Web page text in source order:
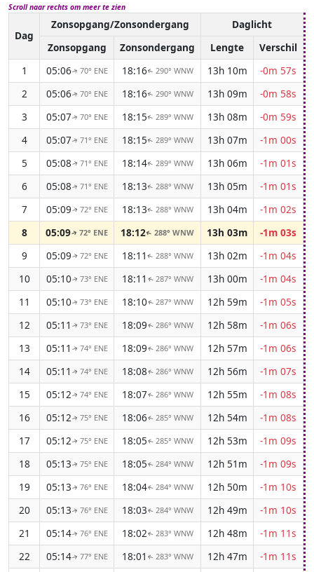
Scroll naar rechts om meer te zien
Dag
Zonsopgang/Zonsondergang Daglicht
Zonsopgang
Zonsondergang Lengte
Verschil
1
05:06↑ 70° ENE 18:16↑ 290° WNW 13h 10m
-0m 57s
2
05:06↑ 70° ENE 18:16↑ 290° WNW 13h 09m
-0m 58s
3
05:07↑ 70° ENE 18:15↑ 289° WNW 13h 08m
-0m 59s
4
05:07↑ 71° ENE 18:15↑ 289° WNW 13h 07m
-1m 00s
5
05:08↑ 71° ENE 18:14↑ 289° WNW 13h 06m
-1m 01s
6
05:08↑ 71° ENE 18:13↑ 288° WNW 13h 05m
-1m 01s
7
05:09↑ 72° ENE 18:13↑ 288° WNW 13h 04m
-1m 02s
8
05:09↑72° ENE 18:12↑288° WNW 13h 03m
-1m 03s
9
05:09↑ 72° ENE 18:11 ↑ 288° WNW 13h 02m
-1m 04s
10
05:10↑ 73° ENE 18:11 ↑ 287° WNW 13h 00m
-1m 04s
11
05:10↑ 73° ENE 18:10↑ 287° WNW 12h 59m
-1m 05s
12
05:11 ↑ 73° ENE 18:09↑ 286° WNW 12h 58m
-1m 06s
13
05:11 ↑ 74° ENE 18:09↑ 286° WNW 12h 57m
-1m 06s
14
05:11 ↑ 74° ENE 18:08↑ 286° WNW 12h 56m
-1m 07s
15
05:12↑ 74° ENE 18:07↑ 286° WNW 12h 55m
-1m 08s
16
05:12↑ 75° ENE 18:06↑ 285° WNW 12h 54m
-1m 08s
17
05:12↑ 75° ENE 18:05↑ 285° WNW 12h 53m
-1m 09s
18
05:13↑ 75° ENE 18:05↑ 284° WNW 12h 51m
-1m 09s
19
05:13↑ 76° ENE 18:04↑ 284° WNW 12h 50m
-1m 10s
20
05:13↑ 76° ENE 18:03↑ 284° WNW 12h 49m
-1m 10s
21
05:14↑ 76° ENE 18:02↑ 283° WNW 12h 48m
-1m 11s
22
05:14↑ 77° ENE 18:01 ↑ 283° WNW 12h 47m
-1m 11s